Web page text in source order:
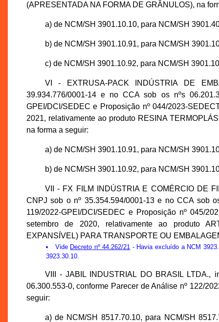
(APRESENTADA NA FORMA DE GRÂNULOS), na
a) de NCM/SH 3901.10.10, para NCM/SH
b) de NCM/SH 3901.10.91, para NCM/SH
c) de NCM/SH 3901.10.92, para NCM/SH
VI - EXTRUSA-PACK INDÚSTRIA DE
39.934.776/0001-14 e no CCA sob os nºs
GPEI/DCI/SEDEC e Proposição nº 044/2023-
2021, relativamente ao produto RESINA
na forma a seguir:
a) de NCM/SH 3901.10.91, para NCM/SH
b) de NCM/SH 3901.10.92, para NCM/SH
VII - FX FILM INDÚSTRIA E COMÉRCIO DE
CNPJ sob o nº 35.354.594/0001-13 e no CCA sob
119/2022-GPEI/DCI/SEDEC e Proposição nº 045/
setembro de 2020, relativamente ao produto
EXPANSÍVEL) PARA TRANSPORTE OU
Vide Decreto nº 44.262/21 - Havia excluído a NCM
3923.30.10.
VIII - JABIL INDUSTRIAL DO BRASIL LTDA.,
06.300.553-0, conforme Parecer de Análise nº 122/
seguir:
a) de NCM/SH 8517.70.10, para NCM/SH